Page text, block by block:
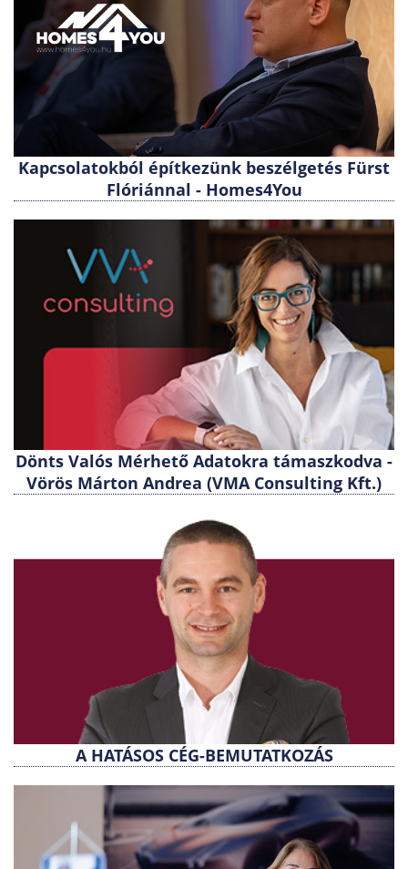
Kapcsolatokból építkezünk beszélgetés Fürst
Flóriánnal - Homes4You
Dönts Valós Mérhető Adatokra támaszkodva -
Vörös Márton Andrea (VMA Consulting Kft.)
A HATÁSOS CÉG-BEMUTATKOZÁS